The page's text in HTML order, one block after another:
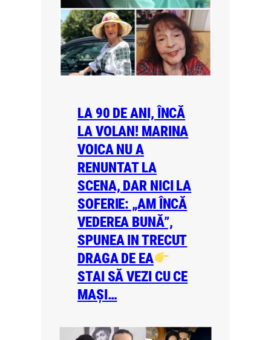
LA 90 DE ANI, ÎNCĂ
LA VOLAN! MARINA
VOICA NU A
RENUNTAT LA
SCENA, DAR NICI LA
SOFERIE: „AM ÎNCĂ
VEDEREA BUNĂ”,
SPUNEA IN TRECUT
DRAGA DE EA
STAI SĂ VEZI CU CE
MAȘI…